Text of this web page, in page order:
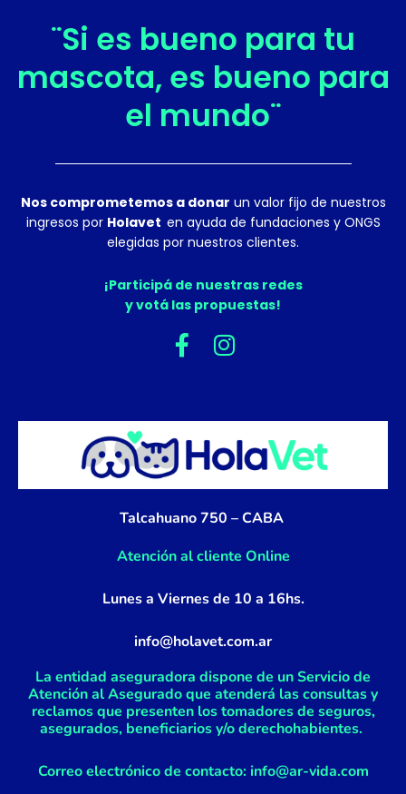
¨Si es bueno para tu
mascota, es bueno para
el mundo¨
Nos comprometemos a donar un valor fijo de nuestros
ingresos por Holavet en ayuda de fundaciones y ONGS
elegidas por nuestros clientes.
¡Participá de nuestras redes
y votá las propuestas!
F
a
e
b
o
o
k
-
f
I
t
g
r
a
m
Talcahuano 750 – CABA
Atención al cliente Online
Lunes a Viernes de 10 a 16hs.
info@holavet.com.ar
La entidad aseguradora dispone de un Servicio de
Atención al Asegurado que atenderá las consultas y
reclamos que presenten los tomadores de seguros,
asegurados, beneficiarios y/o derechohabientes.
Correo electrónico de contacto: info@ar-vida.com